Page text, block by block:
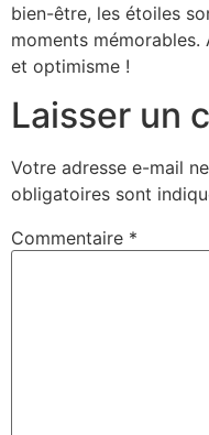
bien-être, les étoiles
moments mémorables.
et optimisme !
Laisser un
Votre adresse e-mail
obligatoires sont
Commentaire *